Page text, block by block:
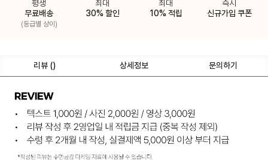
평생
무료배송
(등급별 상이)
최대
30% 할인
최대
10% 적립
즉시
신규가입 쿠폰
리뷰 () 상세정보 문의하기